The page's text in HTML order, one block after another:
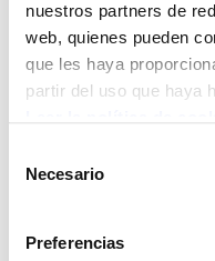
nuestros partners de
web, quienes pueden
que les haya
partir del uso que haya
Necesario
Preferencias
POLÍTICA DE
Telf. +34 94 403 77
Contacto